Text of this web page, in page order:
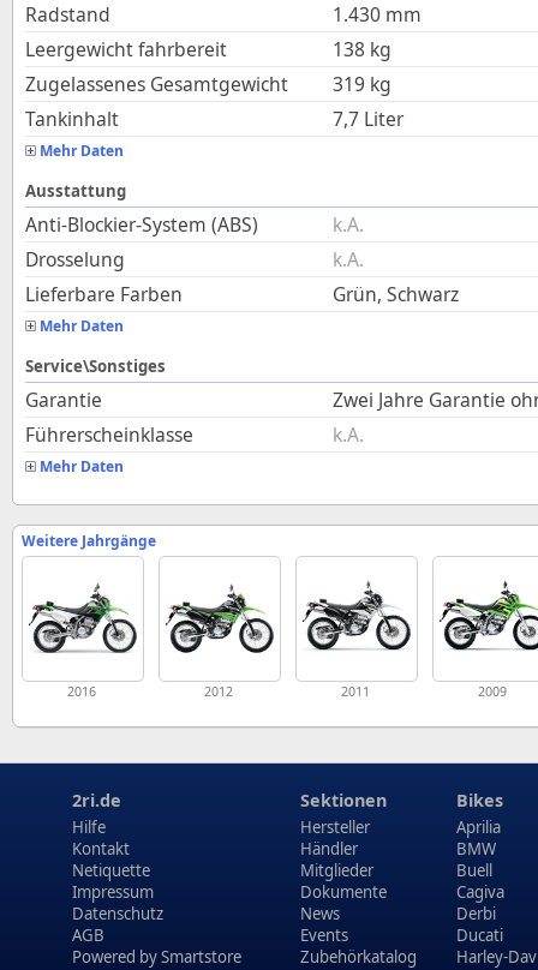
Radstand
1.430 mm
Leergewicht fahrbereit
138 kg
Zugelassenes Gesamtgewicht
319 kg
Tankinhalt
7,7 Liter
Mehr Daten
Ausstattung
Anti-Blockier-System (ABS)
k.A.
Drosselung
k.A.
Lieferbare Farben
Grün, Schwarz
Mehr Daten
Service\Sonstiges
Garantie
Zwei Jahre Garantie
Führerscheinklasse
k.A.
Mehr Daten
Weitere Jahrgänge
2016 2012 2011 2009
2ri.de
Hilfe
Kontakt
Netiquette
Impressum
Datenschutz
AGB
Powered bySmartstore
Sektionen
Hersteller
Händler
Mitglieder
Dokumente
News
Events
Zubehörkatalog
Bikes
Aprilia
BMW
Buell
Cagiva
Derbi
Ducati
Harley-